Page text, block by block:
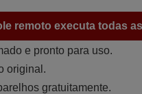
remoto executa todas
e pronto para uso.
original.
gratuitamente.